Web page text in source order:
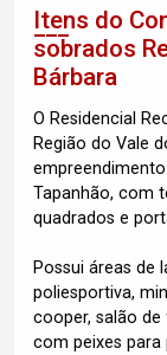
Itens do
sobrados
Bárbara
O Residencial
Região do Vale
Tapanhão, com
quadrados e
Possui áreas de
poliesportiva,
cooper, salão
com peixes